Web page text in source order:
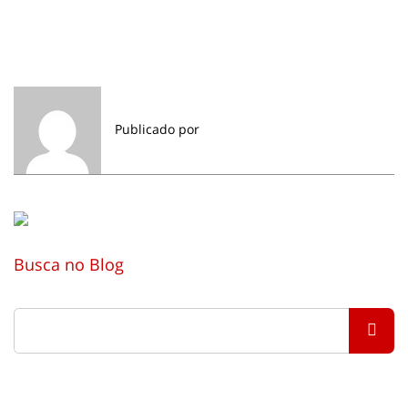
Publicado por
Busca no Blog